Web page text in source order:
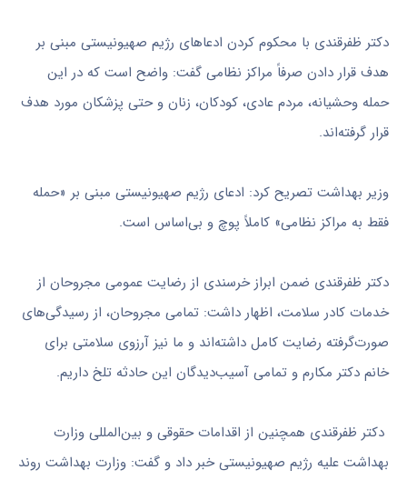
دکتر ظفرقندی با محکوم کردن ادعاهای رژیم صهیونیستی مبنی بر
هدف قرار دادن صرفاً مراکز نظامی گفت: واضح است که در این
حمله وحشیانه، مردم عادی، کودکان، زنان و حتی پزشکان مورد هدف
قرار گرفته‌اند.
وزیر بهداشت تصریح کرد: ادعای رژیم صهیونیستی مبنی بر «حمله
فقط به مراکز نظامی» کاملاً پوچ و بی‌اساس است.
دکتر ظفرقندی ضمن ابراز خرسندی از رضایت عمومی مجروحان از
خدمات کادر سلامت، اظهار داشت: تمامی مجروحان، از رسیدگی‌های
صورت‌گرفته رضایت کامل داشته‌اند و ما نیز آرزوی سلامتی برای
خانم دکتر مکارم و تمامی آسیب‌دیدگان این حادثه تلخ داریم.
دکتر ظفرقندی همچنین از اقدامات حقوقی و بین‌المللی وزارت
بهداشت علیه رژیم صهیونیستی خبر داد و گفت: وزارت بهداشت روند